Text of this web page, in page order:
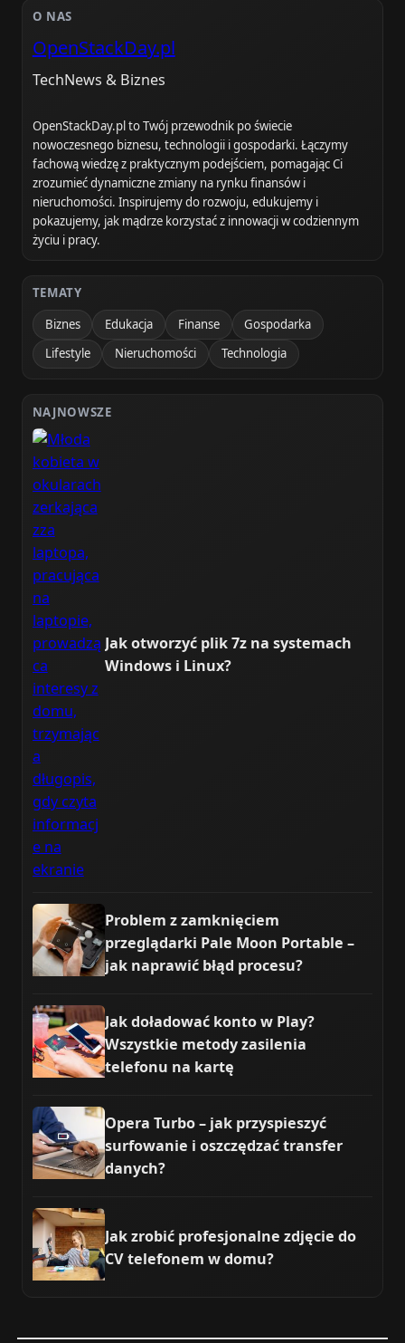
O NAS
OpenStackDay.pl
TechNews & Biznes
OpenStackDay.pl to Twój przewodnik po świecie
nowoczesnego biznesu, technologii i gospodarki. Łączymy
fachową wiedzę z praktycznym podejściem, pomagając Ci
zrozumieć dynamiczne zmiany na rynku finansów i
nieruchomości. Inspirujemy do rozwoju, edukujemy i
pokazujemy, jak mądrze korzystać z innowacji w codziennym
życiu i pracy.
TEMATY
Biznes
Edukacja Finanse
Gospodarka
Lifestyle
Nieruchomości Technologia
NAJNOWSZE
Jak otworzyć plik 7z na systemach
Windows i Linux?
Problem z zamknięciem
przeglądarki Pale Moon Portable –
jak naprawić błąd procesu?
Jak doładować konto w Play?
Wszystkie metody zasilenia
telefonu na kartę
Opera Turbo – jak przyspieszyć
surfowanie i oszczędzać transfer
danych?
Jak zrobić profesjonalne zdjęcie do
CV telefonem w domu?